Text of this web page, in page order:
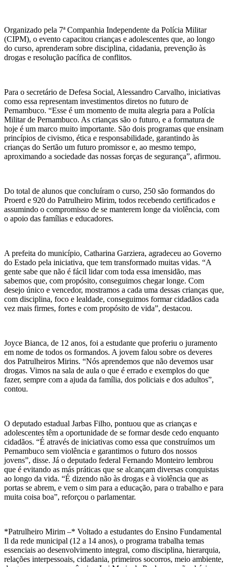
Organizado pela 7ª Companhia Independente da Polícia Militar
(CIPM), o evento capacitou crianças e adolescentes que, ao longo
do curso, aprenderam sobre disciplina, cidadania, prevenção às
drogas e resolução pacífica de conflitos.
Para o secretário de Defesa Social, Alessandro Carvalho, iniciativas
como essa representam investimentos diretos no futuro de
Pernambuco. “Esse é um momento de muita alegria para a Polícia
Militar de Pernambuco. As crianças são o futuro, e a formatura de
hoje é um marco muito importante. São dois programas que ensinam
princípios de civismo, ética e responsabilidade, garantindo às
crianças do Sertão um futuro promissor e, ao mesmo tempo,
aproximando a sociedade das nossas forças de segurança”, afirmou.
Do total de alunos que concluíram o curso, 250 são formandos do
Proerd e 920 do Patrulheiro Mirim, todos recebendo certificados e
assumindo o compromisso de se manterem longe da violência, com
o apoio das famílias e educadores.
A prefeita do município, Catharina Garziera, agradeceu ao Governo
do Estado pela iniciativa, que tem transformado muitas vidas. “A
gente sabe que não é fácil lidar com toda essa imensidão, mas
sabemos que, com propósito, conseguimos chegar longe. Com
desejo único e vencedor, mostramos a cada uma dessas crianças que,
com disciplina, foco e lealdade, conseguimos formar cidadãos cada
vez mais firmes, fortes e com propósito de vida”, destacou.
Joyce Bianca, de 12 anos, foi a estudante que proferiu o juramento
em nome de todos os formandos. A jovem falou sobre os deveres
dos Patrulheiros Mirins. “Nós aprendemos que não devemos usar
drogas. Vimos na sala de aula o que é errado e exemplos do que
fazer, sempre com a ajuda da família, dos policiais e dos adultos”,
contou.
O deputado estadual Jarbas Filho, pontuou que as crianças e
adolescentes têm a oportunidade de se formar desde cedo enquanto
cidadãos. “É através de iniciativas como essa que construímos um
Pernambuco sem violência e garantimos o futuro dos nossos
jovens”, disse. Já o deputado federal Fernando Monteiro lembrou
que é evitando as más práticas que se alcançam diversas conquistas
ao longo da vida. “É dizendo não às drogas e à violência que as
portas se abrem, e vem o sim para a educação, para o trabalho e para
muita coisa boa”, reforçou o parlamentar.
*Patrulheiro Mirim –* Voltado a estudantes do Ensino Fundamental
Il da rede municipal (12 a 14 anos), o programa trabalha temas
essenciais ao desenvolvimento integral, como disciplina, hierarquia,
relações interpessoais, cidadania, primeiros socorros, meio ambiente,